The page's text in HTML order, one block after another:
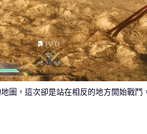
圖，這次卻是站在相反的地方開始戰